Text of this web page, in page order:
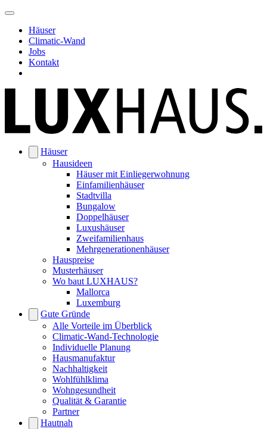
Häuser
Climatic-Wand
Jobs
Kontakt
Häuser
Hausideen
Häuser mit Einliegerwohnung
Einfamilienhäuser
Stadtvilla
Bungalow
Doppelhäuser
Luxushäuser
Zweifamilienhaus
Mehrgenerationenhäuser
Hauspreise
Musterhäuser
Wo baut LUXHAUS?
Mallorca
Luxemburg
Gute Gründe
Alle Vorteile im Überblick
Climatic-Wand-Technologie
Individuelle Planung
Hausmanufaktur
Nachhaltigkeit
Wohlfühlklima
Wohngesundheit
Qualität & Garantie
Partner
Hautnah